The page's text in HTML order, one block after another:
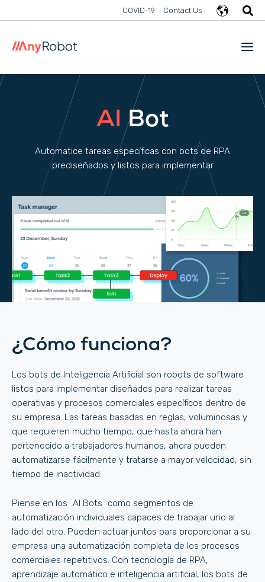
COVID-19 Contact Us
AI Bot
Automatice tareas específicas con bots de RPA
prediseñados y listos para implementar
¿Cómo funciona?
Los bots de Inteligencia Artificial son robots de software
listos para implementar diseñados para realizar tareas
operativas y procesos comerciales específicos dentro de
su empresa. Las tareas basadas en reglas, voluminosas y
que requieren mucho tiempo, que hasta ahora han
pertenecido a trabajadores humanos, ahora pueden
automatizarse fácilmente y tratarse a mayor velocidad, sin
tiempo de inactividad.
Piense en los ¨AI Bots¨ como segmentos de
automatización individuales capaces de trabajar uno al
lado del otro. Pueden actuar juntos para proporcionar a su
empresa una automatización completa de los procesos
comerciales repetitivos. Con tecnología de RPA,
aprendizaje automático e inteligencia artificial, los bots de